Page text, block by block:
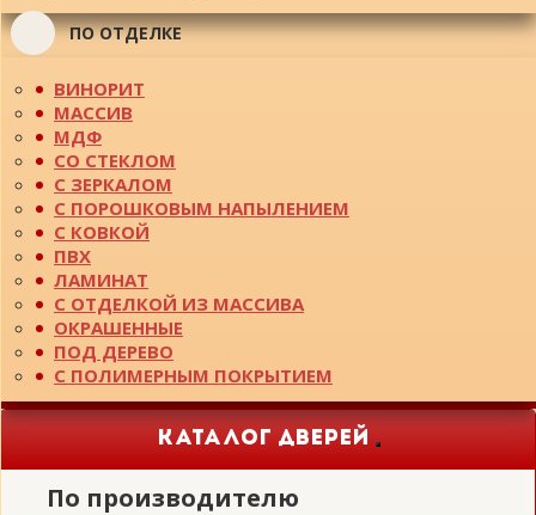
ПО ОТДЕЛКЕ
ВИНОРИТ
МАССИВ
МДФ
СО СТЕКЛОМ
С ЗЕРКАЛОМ
С ПОРОШКОВЫМ НАПЫЛЕНИЕМ
С КОВКОЙ
ПВХ
ЛАМИНАТ
С ОТДЕЛКОЙ ИЗ МАССИВА
ОКРАШЕННЫЕ
ПОД ДЕРЕВО
С ПОЛИМЕРНЫМ ПОКРЫТИЕМ
КАТАЛОГ ДВЕРЕЙ
Toggle
navigation
По производителю